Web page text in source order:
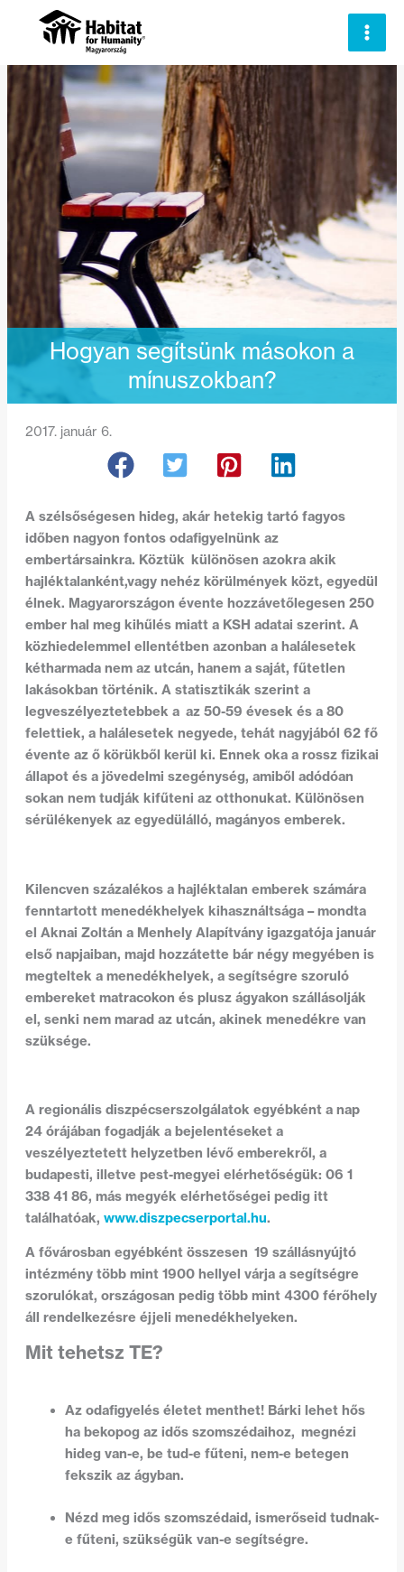
Hogyan segítsünk másokon a
mínuszokban?
2017. január 6.
A szélsőségesen hideg, akár hetekig tartó fagyos
időben nagyon fontos odafigyelnünk az
embertársainkra. Köztük különösen azokra akik
hajléktalanként,vagy nehéz körülmények közt, egyedül
élnek. Magyarországon évente hozzávetőlegesen 250
ember hal meg kihűlés miatt a KSH adatai szerint. A
közhiedelemmel ellentétben azonban a halálesetek
kétharmada nem az utcán, hanem a saját, fűtetlen
lakásokban történik. A statisztikák szerint a
legveszélyeztetebbek a az 50-59 évesek és a 80
felettiek, a halálesetek negyede, tehát nagyjából 62 fő
évente az ő körükből kerül ki. Ennek oka a rossz fizikai
állapot és a jövedelmi szegénység, amiből adódóan
sokan nem tudják kifűteni az otthonukat. Különösen
sérülékenyek az egyedülálló, magányos emberek.
Kilencven százalékos a hajléktalan emberek számára
fenntartott menedékhelyek kihasználtsága – mondta
el Aknai Zoltán a Menhely Alapítvány igazgatója január
első napjaiban, majd hozzátette bár négy megyében is
megteltek a menedékhelyek, a segítségre szoruló
embereket matracokon és plusz ágyakon szállásolják
el, senki nem marad az utcán, akinek menedékre van
szüksége.
A regionális diszpécserszolgálatok egyébként a nap
24 órájában fogadják a bejelentéseket a
veszélyeztetett helyzetben lévő emberekről, a
budapesti, illetve pest-megyei elérhetőségük: 06 1
338 41 86, más megyék elérhetőségei pedig itt
találhatóak, www.diszpecserportal.hu.
A fővárosban egyébként összesen 19 szállásnyújtó
intézmény több mint 1900 hellyel várja a segítségre
szorulókat, országosan pedig több mint 4300 férőhely
áll rendelkezésre éjjeli menedékhelyeken.
Mit tehetsz TE?
Az odafigyelés életet menthet! Bárki lehet hős
ha bekopog az idős szomszédaihoz, megnézi
hideg van-e, be tud-e fűteni, nem-e betegen
fekszik az ágyban.
Nézd meg idős szomszédaid, ismerőseid tudnak-
e fűteni, szükségük van-e segítségre.